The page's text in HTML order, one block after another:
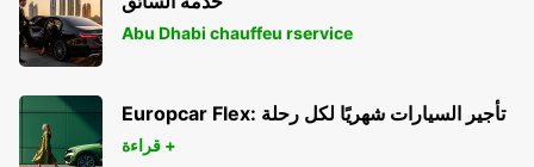
Abu Dhabi chauffeu rservice
Europcar Flex: تأجير السيارات شهريًا لكل رحلة
قراءة +